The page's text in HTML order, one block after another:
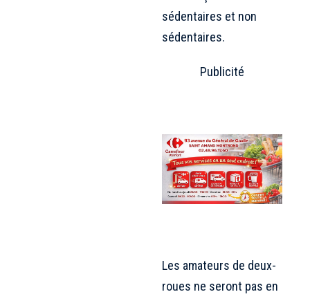
sédentaires et non
sédentaires.
Publicité
Les amateurs de deux-
roues ne seront pas en